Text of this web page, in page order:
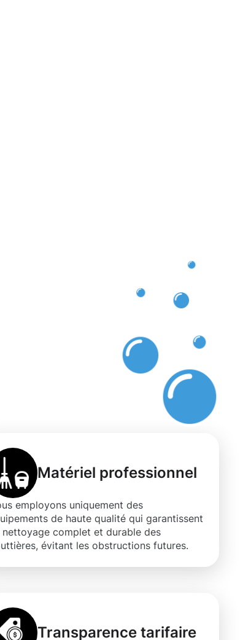
Matériel professionnel
employons uniquement des
de haute qualité qui garantissent
nettoyage complet et durable des
évitant les obstructions futures.
Transparence tarifaire